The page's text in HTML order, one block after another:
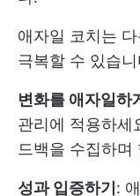
애자일 코치는
극복할 수 있습
변화를 애자일하
관리에 적용하세
드백을 수집하며
성과 입증하기: